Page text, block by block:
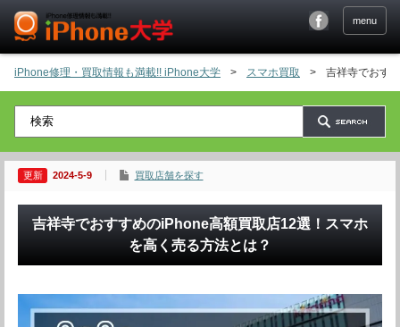
menu
iPhone修理・買取情報も満載!! iPhone大学 > スマホ買取 > 吉祥寺でおす
2024-5-9 買取店舗を探す
吉祥寺でおすすめのiPhone高額買取店12選！スマホ
を高く売る方法とは？